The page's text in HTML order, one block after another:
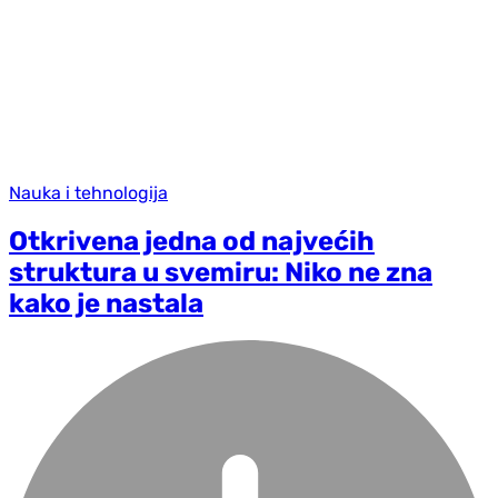
Nauka i tehnologija
Otkrivena jedna od najvećih
struktura u svemiru: Niko ne zna
kako je nastala